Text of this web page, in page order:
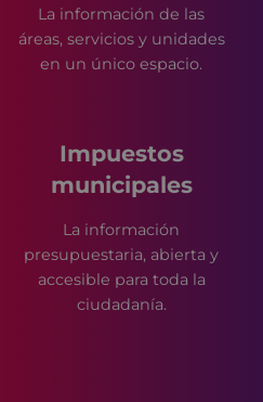
La información de las
áreas, servicios y unidades
en un único espacio.
Impuestos
municipales
La información
presupuestaria, abierta y
accesible para toda la
ciudadanía.